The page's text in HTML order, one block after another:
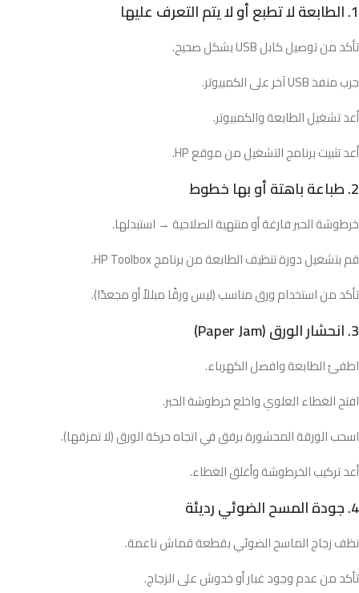
1. الطابعة لا تطبع أو لا يتم التعرف عليها
تأكد من توصيل كابل USB بشكل صحيح.
جرب منفذ USB آخر على الكمبيوتر.
أعد تشغيل الطابعة والكمبيوتر.
أعد تثبيت برنامج التشغيل من موقع HP.
2. طباعة باهتة أو بها خطوط
خرطوشة الحبر فارغة أو منتهية الصلاحية → استبدلها.
قم بتشغيل دورة تنظيف الطابعة من برنامج HP Toolbox.
تأكد من استخدام ورق مناسب (ليس ورقًا مبللاً أو مجعدًا).
3. انحشار الورق (Paper Jam)
اطفئ الطابعة وافصل الكهرباء.
افتح الغطاء العلوي واخلع خرطوشة الحبر.
اسحب الورقة المحشورة برفق في اتجاه حركة الورق (لا تمزقها).
أعد تركيب الخرطوشة وأغلق الغطاء.
4. جودة المسح الضوئي رديئة
نظف زجاج الماسح الضوئي بقطعة قماش ناعمة.
تأكد من عدم وجود غبار أو خدوش على الزجاج.